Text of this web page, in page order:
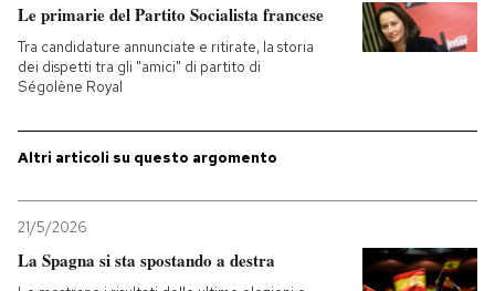
Le primarie del Partito Socialista francese
Tra candidature annunciate e ritirate, la storia
dei dispetti tra gli "amici" di partito di
Ségolène Royal
Altri articoli su questo argomento
21/5/2026
La Spagna si sta spostando a destra